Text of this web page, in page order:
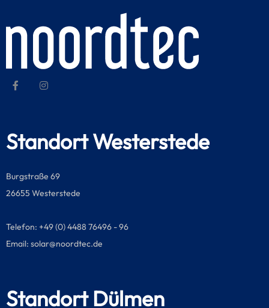
Standort Westerstede
Burgstraße 69
26655 Westerstede
Telefon: +49 (0) 4488 76496 - 96
Email: solar@noordtec.de
Standort Dülmen